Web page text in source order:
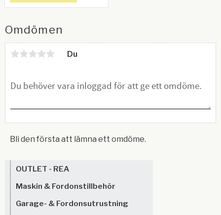
Omdömen
Du
Bli den första att lämna ett omdöme.
OUTLET - REA
Maskin & Fordonstillbehör
Garage- & Fordonsutrustning